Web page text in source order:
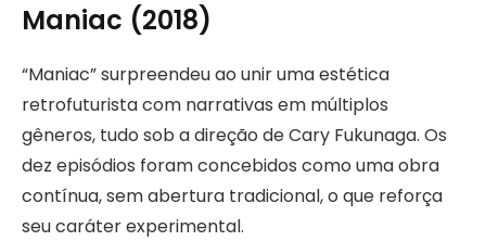
Maniac (2018)
“Maniac” surpreendeu ao unir uma estética
retrofuturista com narrativas em múltiplos
gêneros, tudo sob a direção de Cary Fukunaga. Os
dez episódios foram concebidos como uma obra
contínua, sem abertura tradicional, o que reforça
seu caráter experimental.